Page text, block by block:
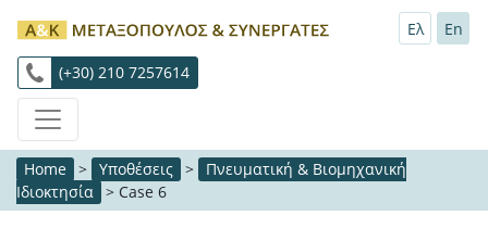
(+30) 210 7257614
Ελ En
Home > Υποθέσεις >
Πνευματική & Βιομηχανική
Ιδιοκτησία > Case 6